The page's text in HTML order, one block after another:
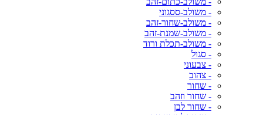
- משולב-ססגוני
- משולב-שחור-זהב
- משולב-שמנת-זהב
- משולב-תכלת ורוד
- סגול
- צבעוני
- צהוב
- שחור
- שחור וזהב
- שחור לבן